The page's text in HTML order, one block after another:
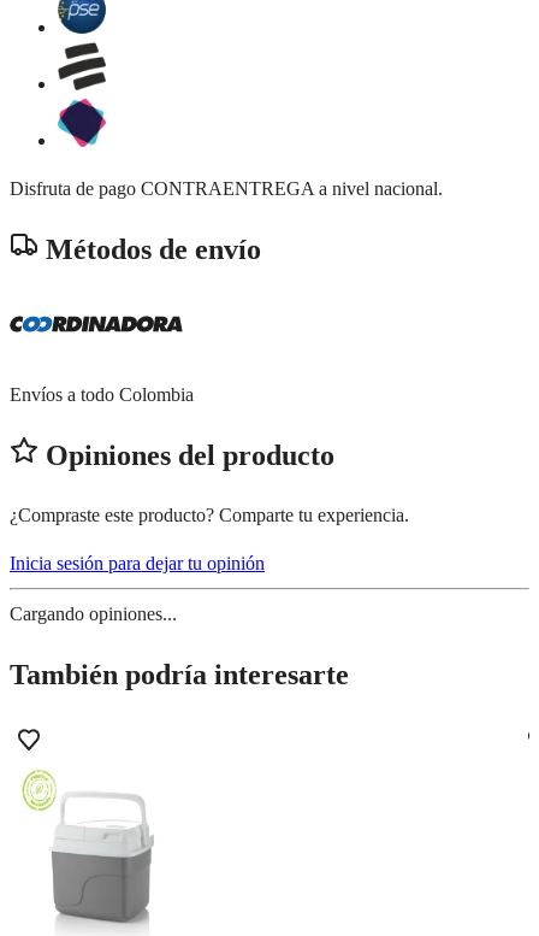
Disfruta de pago CONTRAENTREGA a nivel nacional.
Métodos de envío
Envíos a todo Colombia
Opiniones del producto
¿Compraste este producto? Comparte tu experiencia.
Inicia sesión para dejar tu opinión
Cargando opiniones...
También podría interesarte